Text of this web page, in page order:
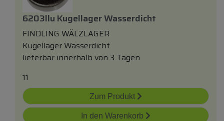
6203llu Kugellager Wasserdicht
FINDLING WÄLZLAGER
Kugellager Wasserdicht
lieferbar innerhalb von 3 Tagen
11
Zum Produkt
In den Warenkorb